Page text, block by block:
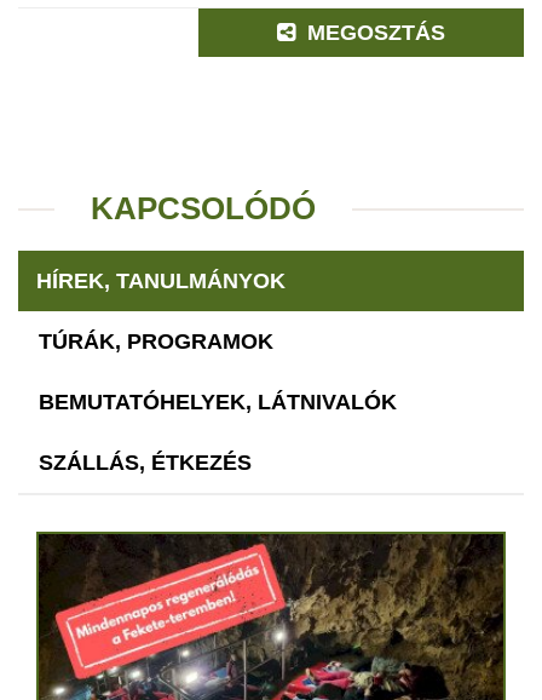
MEGOSZTÁS
KAPCSOLÓDÓ
HÍREK, TANULMÁNYOK
TÚRÁK, PROGRAMOK
BEMUTATÓHELYEK, LÁTNIVALÓK
SZÁLLÁS, ÉTKEZÉS